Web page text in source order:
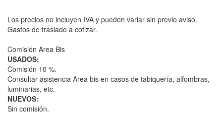
Los precios no incluyen IVA y pueden variar sin previo aviso.
Gastos de traslado a cotizar.
Comisión Area Bis
USADOS:
Comisión 10 %.
Consultar asistencia Area bis en casos de tabiquería, alfombras,
luminarias, etc.
NUEVOS:
Sin comisión.